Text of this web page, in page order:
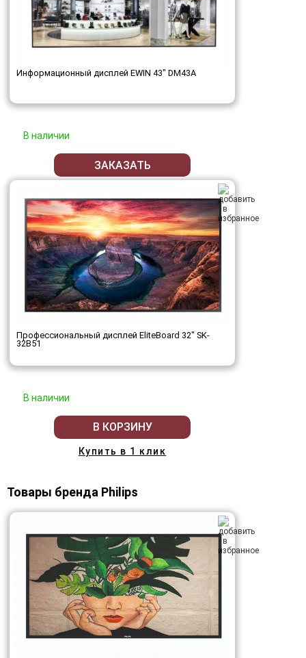
Информационный дисплей EWIN 43" DM43A
В наличии
ЗАКАЗАТЬ
Профессиональный дисплей EliteBoard 32" SK-
32B51
В наличии
В КОРЗИНУ
Купить в 1 клик
Товары бренда Philips